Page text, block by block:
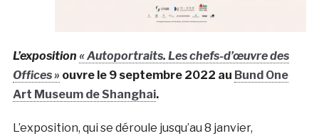
L’exposition « Autoportraits. Les chefs-d’œuvre des
Offices » ouvre le 9 septembre 2022 au Bund One
Art Museum de Shanghai.
L’exposition, qui se déroule jusqu’au 8 janvier,